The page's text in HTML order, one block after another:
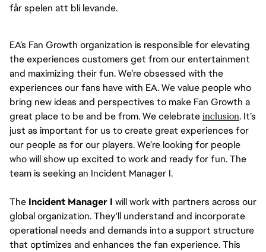
får spelen att bli levande.
EA’s Fan Growth organization is responsible for elevating
the experiences customers get from our entertainment
and maximizing their fun. We’re obsessed with the
experiences our fans have with EA. We value people who
bring new ideas and perspectives to make Fan Growth a
great place to be and be from. We celebrate inclusion. It’s
just as important for us to create great experiences for
our people as for our players. We’re looking for people
who will show up excited to work and ready for fun. The
team is seeking an Incident Manager I.
The Incident Manager I will work with partners across our
global organization. They'll understand and incorporate
operational needs and demands into a support structure
that optimizes and enhances the fan experience. This